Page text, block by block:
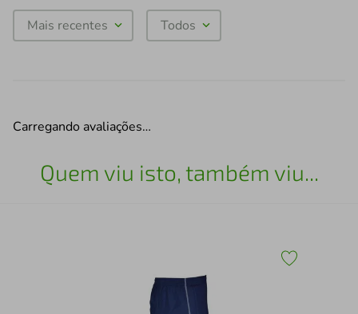
Mais recentes Todos
Carregando avaliações…
Quem viu isto, também viu...